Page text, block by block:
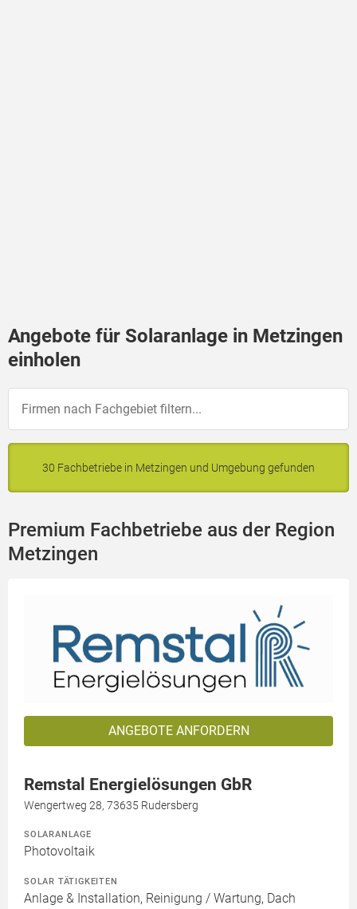
Angebote für Solaranlage in Metzingen
einholen
30 Fachbetriebe in Metzingen und Umgebung gefunden
Premium Fachbetriebe aus der Region
Metzingen
ANGEBOTE ANFORDERN
Remstal Energielösungen GbR
Wengertweg 28, 73635 Rudersberg
SOLARANLAGE
Photovoltaik
SOLAR TÄTIGKEITEN
Anlage & Installation, Reinigung / Wartung, Dach